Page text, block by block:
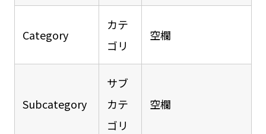
Category
カテ
ゴリ
空欄
Subcategory
サブ
カテ
ゴリ
空欄